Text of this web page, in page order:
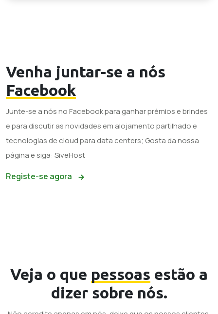
Venha juntar-se a nós
Facebook
Junte-se a nós no Facebook para ganhar prémios e brindes
e para discutir as novidades em alojamento partilhado e
tecnologias de cloud para data centers; Gosta da nossa
página e siga: SiveHost
Registe-se agora
Veja o que pessoas estão a
dizer sobre nós.